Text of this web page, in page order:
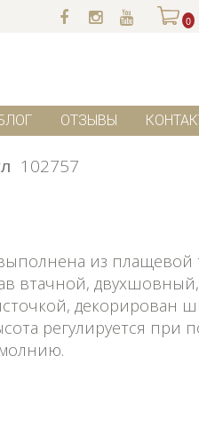
0
ОТЗЫВЫ
102757
из плащевой
втачной,
декорирован
регулируется при